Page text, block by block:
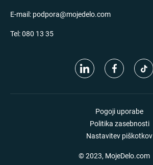
E-mail: podpora@mojedelo.com
Tel:080 13 35
Pogoji uporabe
Politika zasebnosti
Nastavitev piškotkov
© 2023, MojeDelo.com